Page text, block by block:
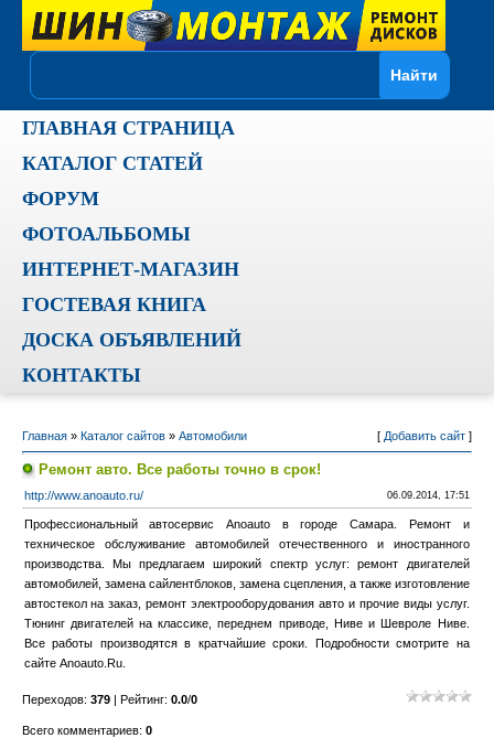
ГЛАВНАЯ СТРАНИЦА
КАТАЛОГ СТАТЕЙ
ФОРУМ
ФОТОАЛЬБОМЫ
ИНТЕРНЕТ-МАГАЗИН
ГОСТЕВАЯ КНИГА
ДОСКА ОБЪЯВЛЕНИЙ
КОНТАКТЫ
Главная» Каталог сайтов» Автомобили [ Добавить сайт]
Ремонт авто. Все работы точно в срок!
http://www.anoauto.ru/ 06.09.2014, 17:51
Профессиональный автосервис Anoauto в городе Самара. Ремонт и
техническое обслуживание автомобилей отечественного и иностранного
производства. Мы предлагаем широкий спектр услуг: ремонт двигателей
автомобилей, замена сайлентблоков, замена сцепления, а также изготовление
автостекол на заказ, ремонт электрооборудования авто и прочие виды услуг.
Тюнинг двигателей на классике, переднем приводе, Ниве и Шевроле Ниве.
Все работы производятся в кратчайшие сроки. Подробности смотрите на
сайте Anoauto.Ru.
Переходов: 379| Рейтинг: 0.0/0
Всего комментариев: 0